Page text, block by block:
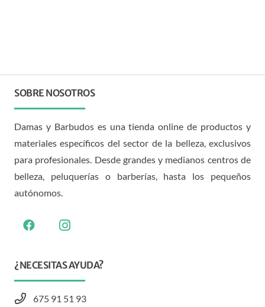
SOBRE NOSOTROS
Damas y Barbudos es una tienda online de productos y
materiales específicos del sector de la belleza, exclusivos
para profesionales. Desde grandes y medianos centros de
belleza, peluquerías o barberías, hasta los pequeños
autónomos.
¿NECESITAS AYUDA?
675 91 51 93